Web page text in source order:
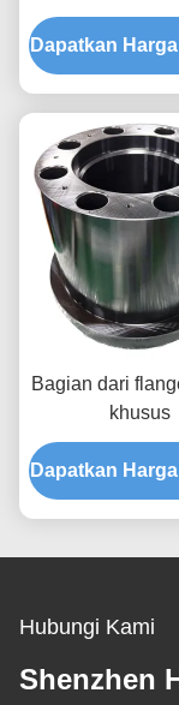
Prototyping
Machining
Custom
Dapatkan
Bagian dari
khusus
Dapatkan
Hubungi Kami
Shenzhen